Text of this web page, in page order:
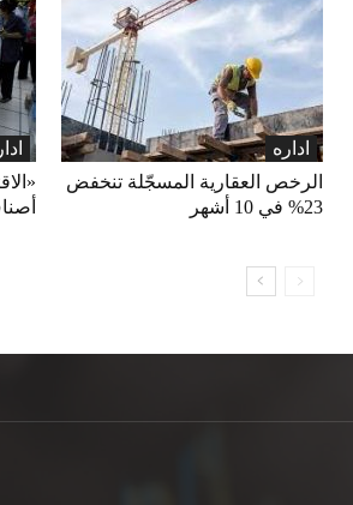
اداره
الرخص العقارية المسجّلة تنخفض
23% في 10 أشهر